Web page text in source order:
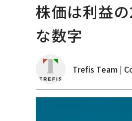
株価は利益
な数字
Trefis Team |